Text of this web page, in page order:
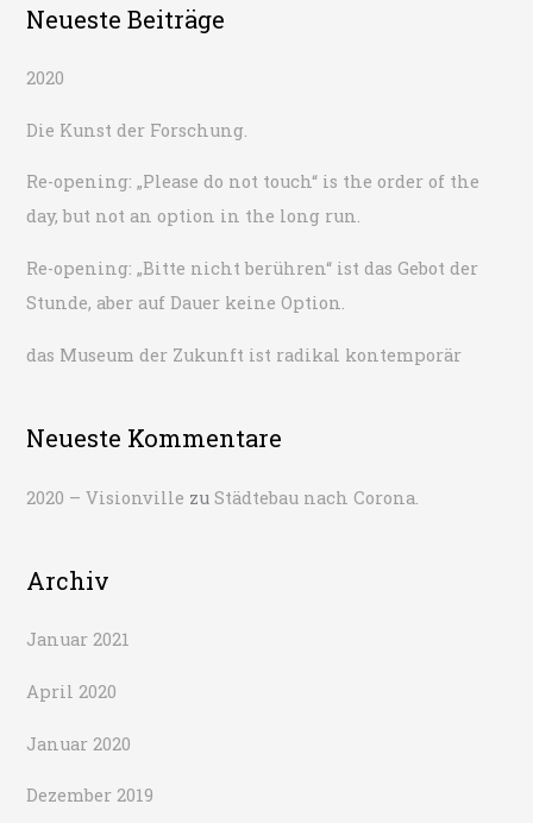
h
n
c
h
Neueste Beiträge
2020
Die Kunst der Forschung.
Re-opening: „Please do not touch“ is the order of the
day, but not an option in the long run.
Re-opening: „Bitte nicht berühren“ ist das Gebot der
Stunde, aber auf Dauer keine Option.
das Museum der Zukunft ist radikal kontemporär
Neueste Kommentare
2020 – Visionville zuStädtebau nach Corona.
Archiv
Januar 2021
April 2020
Januar 2020
Dezember 2019